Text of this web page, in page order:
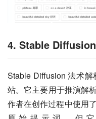
4. Stable
Stable Diffusion 法术
站。它主要用于推演解
作者在创作过程中使用